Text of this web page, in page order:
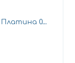
0...